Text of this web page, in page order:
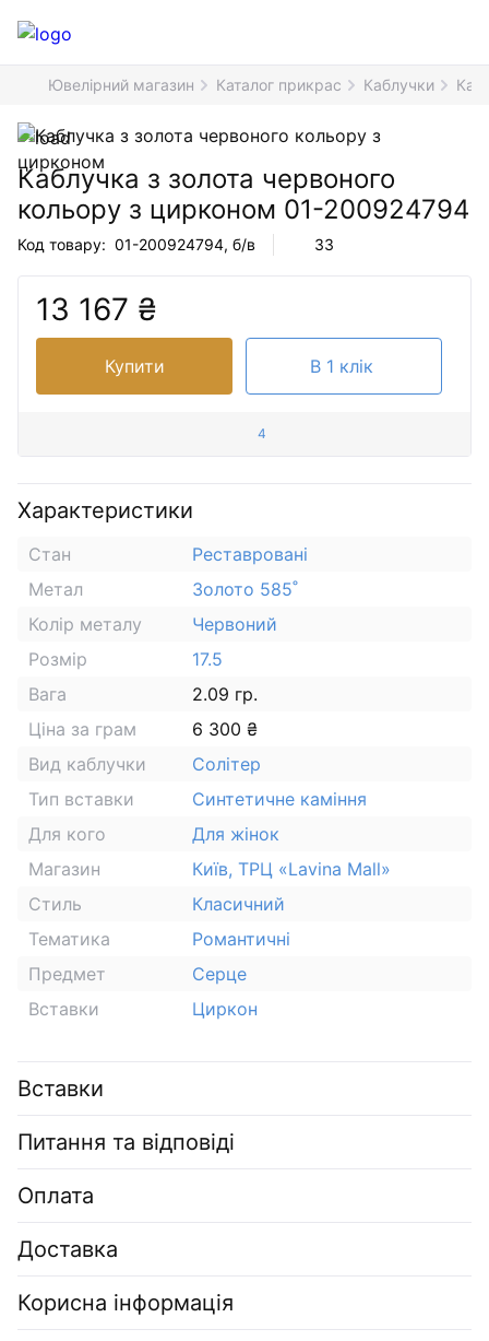
Ювелірний магазин Каталог прикрас Каблучки
Каблучка з золота червоного
кольору з цирконом 01-200924794
Код товару: 01-200924794, б/в 33
13 167 ₴
Купити В 1 клік
4
Характеристики
Стан
Реставровані
Метал
Золото 585˚
Колір металу
Червоний
Розмір
17.5
Вага
2.09 гр.
Ціна за грам
6 300 ₴
Вид каблучки
Солітер
Тип вставки
Синтетичне каміння
Для кого
Для жінок
Магазин
Київ, ТРЦ «Lavina Mall»
Стиль
Класичний
Тематика
Романтичні
Предмет
Серце
Вставки
Циркон
Вставки
Питання та відповіді
Оплата
Доставка
Корисна інформація